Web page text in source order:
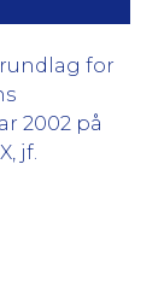
for
2002 på
jf.